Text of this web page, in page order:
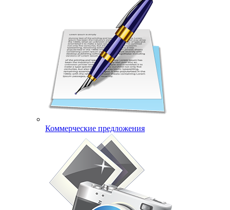
Коммерческие предложения